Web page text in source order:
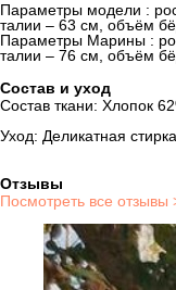
Параметры модели :
талии – 63 см, объём
Параметры Марины :
талии – 76 см, объём
Состав и уход
Состав ткани: Хлопок
Уход: Деликатная
Отзывы
Посмотреть все отзывы